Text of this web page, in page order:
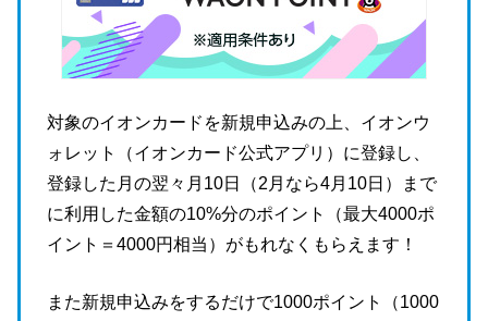
対象のイオンカードを新規申込みの上、イオンウ
ォレット（イオンカード公式アプリ）に登録し、
登録した月の翌々月10日（2月なら4月10日）まで
に利用した金額の10%分のポイント（最大4000ポ
イント＝4000円相当）がもれなくもらえます！
また新規申込みをするだけで1000ポイント（1000